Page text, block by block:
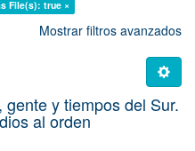
File(s): true ×
Mostrar filtros avanzados
y tiempos del Sur.
al orden